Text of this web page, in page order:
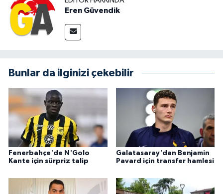
Eren Güvendik
Bunlar da ilginizi çekebilir
Fenerbahçe'de N'Golo
Kante için sürpriz talip
Galatasaray'dan Benjamin
Pavard için transfer hamlesi